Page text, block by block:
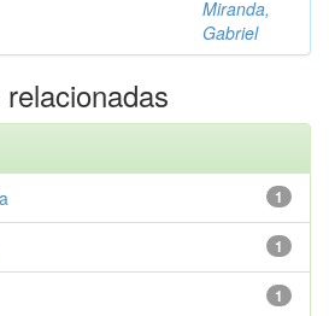
Miranda,
Gabriel
1
1
1